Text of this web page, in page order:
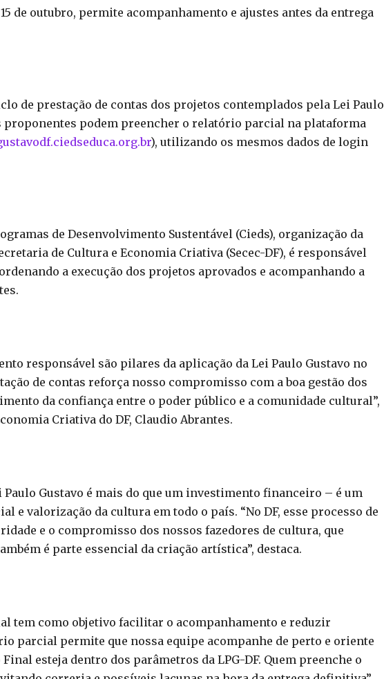
de outubro, permite acompanhamento e ajustes antes da entrega
de prestação de contas dos projetos contemplados pela Lei Paulo
proponentes podem preencher o relatório parcial na plataforma
ciedseduca.org.br), utilizando os mesmos dados de login
de Desenvolvimento Sustentável (Cieds), organização da
de Cultura e Economia Criativa (Secec-DF), é responsável
a execução dos projetos aprovados e acompanhando a
responsável são pilares da aplicação da Lei Paulo Gustavo no
de contas reforça nosso compromisso com a boa gestão dos
da confiança entre o poder público e a comunidade cultural”,
Criativa do DF, Claudio Abrantes.
Paulo Gustavo é mais do que um investimento financeiro – é um
e valorização da cultura em todo o país. “No DF, esse processo de
e o compromisso dos nossos fazedores de cultura, que
é parte essencial da criação artística”, destaca.
tem como objetivo facilitar o acompanhamento e reduzir
parcial permite que nossa equipe acompanhe de perto e oriente
esteja dentro dos parâmetros da LPG-DF. Quem preenche o